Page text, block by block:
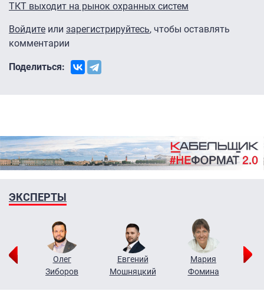
ТКТ выходит на рынок охранных систем
Войдите или зарегистрируйтесь, чтобы оставлять
комментарии
Поделиться:
ЭКСПЕРТЫ
Олег
Зиборов
Евгений
Мошняцкий
Мария
Фомина